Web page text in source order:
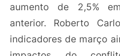
aumento de 2,5%
anterior. Roberto
indicadores de março